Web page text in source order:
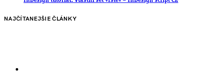
NAJČÍTANEJŠIE ČLÁNKY